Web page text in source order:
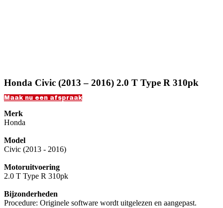
Honda Civic (2013 – 2016) 2.0 T Type R 310pk
Maak nu een afspraak
Merk
Honda
Model
Civic (2013 - 2016)
Motoruitvoering
2.0 T Type R 310pk
Bijzonderheden
Procedure: Originele software wordt uitgelezen en aangepast.